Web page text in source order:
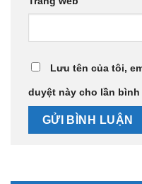
Lưu tên của tôi,
duyệt này cho lần